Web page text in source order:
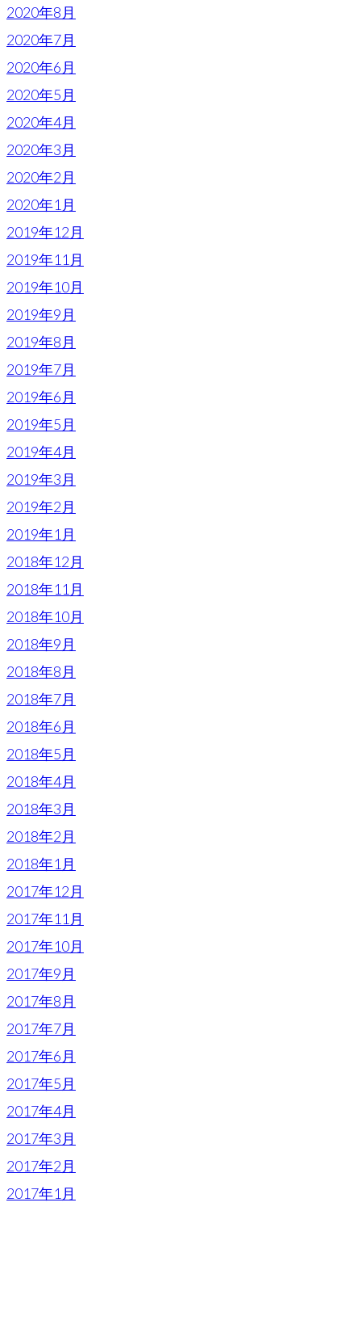
2020年8月
2020年7月
2020年6月
2020年5月
2020年4月
2020年3月
2020年2月
2020年1月
2019年12月
2019年11月
2019年10月
2019年9月
2019年8月
2019年7月
2019年6月
2019年5月
2019年4月
2019年3月
2019年2月
2019年1月
2018年12月
2018年11月
2018年10月
2018年9月
2018年8月
2018年7月
2018年6月
2018年5月
2018年4月
2018年3月
2018年2月
2018年1月
2017年12月
2017年11月
2017年10月
2017年9月
2017年8月
2017年7月
2017年6月
2017年5月
2017年4月
2017年3月
2017年2月
2017年1月